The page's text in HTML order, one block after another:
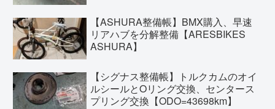
【ASHURA整備帳】BMX購入、早速
リアハブを分解整備【ARESBIKES
ASHURA】
【シグナス整備帳】トルクカムのオイ
ルシールとOリング交換、センタース
プリング交換【ODO=43698km】